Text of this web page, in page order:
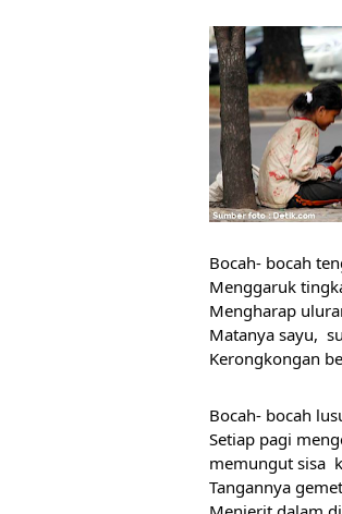
Bocah- bocah
Menggaruk
Mengharap
Matanya sayu,
Kerongkongan
Bocah- bocah
Setiap pagi
memungut sisa
Tangannya